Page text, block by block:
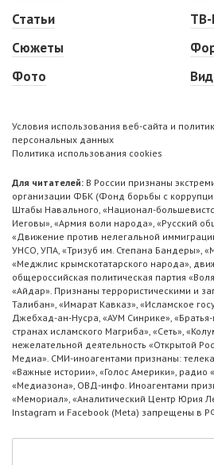
Статьи
Сюжеты
Фото
Условия использования веб-сайта и
персональных данных
Политика использования cookies
Для читателей: В России признаны
организации ФБК (Фонд борьбы с
Штабы Навального, «Национал-
Иеговы», «Армия воли народа», «Русский
«Движение против нелегальной
УНСО, УПА, «Тризуб им. Степана Бандеры»,
«Меджлис крымскотатарского народа»,
общероссийская политическая партия
«Айдар». Признаны террористическими и
Талибан», «Имарат Кавказ», «Исламское
Джебхад-ан-Нусра, «АУМ Синрике»,
странах исламского Магриба», «Сеть»,
нежелательной деятельность «Открытой
Медиа». СМИ-иноагентами признаны:
«Важные истории», «Голос Америки», радио
«Медиазона», ОВД-инфо. Иноагентами
«Мемориал», «Аналитический Центр Юрия
Instagram и Facebook (Metа) запрещены в